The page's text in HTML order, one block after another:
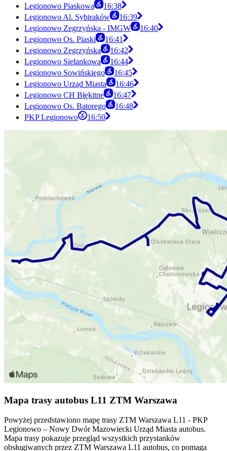
Legionowo Piaskowa
16:38
Legionowo Al. Sybiraków
16:39
Legionowo Zegrzyńska - IMGW
16:40
Legionowo Os. Piaski
16:41
Legionowo Zegrzyńska
16:42
Legionowo Sielankowa
16:44
Legionowo Sowińskiego
16:45
Legionowo Urząd Miasta
16:46
Legionowo CH Błękitne
16:47
Legionowo Os. Batorego
16:48
PKP Legionowo
16:50
Mapa trasy autobus L11 ZTM Warszawa
Powyżej przedstawiono mapę trasy ZTM Warszawa L11 - PKP
Legionowo – Nowy Dwór Mazowiecki Urząd Miasta autobus.
Mapa trasy pokazuje przegląd wszystkich przystanków
obsługiwanych przez ZTM Warszawa L11 autobus, co pomaga